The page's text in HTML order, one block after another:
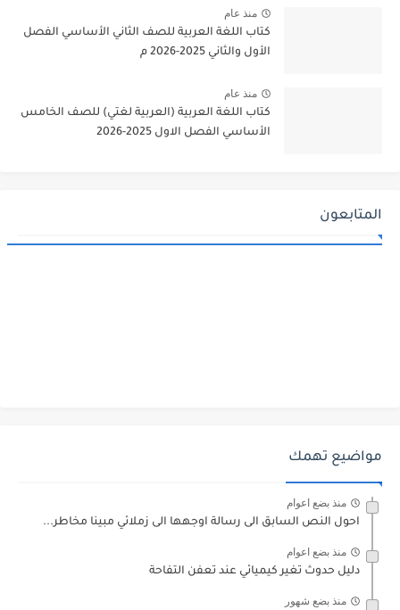
منذ عام
كتاب اللغة العربية للصف الثاني الأساسي الفصل
الأول والثاني 2025-2026 م
منذ عام
كتاب اللغة العربية (العربية لغتي) للصف الخامس
الأساسي الفصل الاول 2025-2026
المتابعون
مواضيع تهمك
منذ بضع اعوام
احول النص السابق الى رسالة اوجهها الى زملائي مبينا مخاطر...
منذ بضع اعوام
دليل حدوث تغير كيميائي عند تعفن التفاحة
منذ بضع شهور